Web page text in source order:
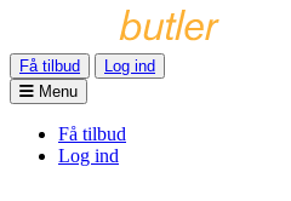
Få tilbud
Log ind
Menu
Få tilbud
Log ind